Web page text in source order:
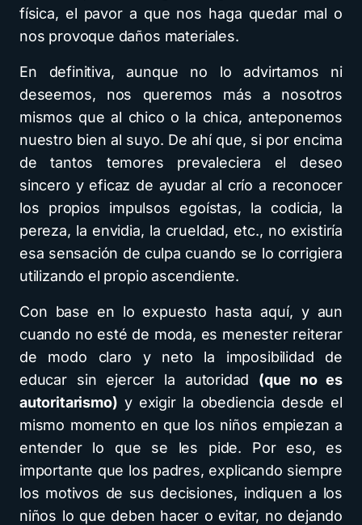
física, el pavor a que nos haga quedar mal o
nos provoque daños materiales.
En definitiva, aunque no lo advirtamos ni
deseemos, nos queremos más a nosotros
mismos que al chico o la chica, anteponemos
nuestro bien al suyo. De ahí que, si por encima
de tantos temores prevaleciera el deseo
sincero y eficaz de ayudar al crío a reconocer
los propios impulsos egoístas, la codicia, la
pereza, la envidia, la crueldad, etc., no existiría
esa sensación de culpa cuando se lo corrigiera
utilizando el propio ascendiente.
Con base en lo expuesto hasta aquí, y aun
cuando no esté de moda, es menester reiterar
de modo claro y neto la imposibilidad de
educar sin ejercer la autoridad (que no es
autoritarismo) y exigir la obediencia desde el
mismo momento en que los niños empiezan a
entender lo que se les pide. Por eso, es
importante que los padres, explicando siempre
los motivos de sus decisiones, indiquen a los
niños lo que deben hacer o evitar, no dejando